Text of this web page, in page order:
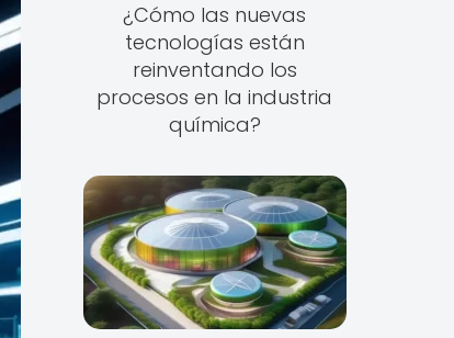
¿Cómo las nuevas
tecnologías están
reinventando los
procesos en la industria
química?